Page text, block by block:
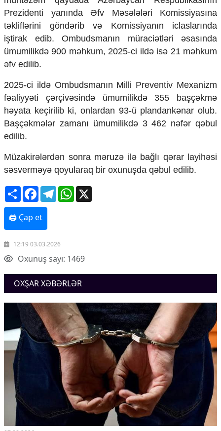
Zəfər - 5
Gənclər və İdman
Media və QHT
Hadisə
Sağlamlıq
Sosium
Texnologiya
Mətbuat-150
Əlaqə
Missiyamız
Prezidenti yanında Əfv Məsələləri Komissiyasına
təkliflərini göndərib və Komissiyanın iclaslarında
iştirak edib. Ombudsmanın müraciətləri əsasında
ümumilikdə 900 məhkum, 2025-ci ildə isə 21 məhkum
əfv edilib.
2025-ci ildə Ombudsmanın Milli Preventiv Mexanizm
fəaliyyəti çərçivəsində ümumilikdə 355 başçəkmə
həyata keçirilib ki, onlardan 93-ü plandankənar olub.
Başçəkmələr zamanı ümumilikdə 3 462 nəfər qəbul
edilib.
Müzakirələrdən sonra məruzə ilə bağlı qərar layihəsi
səsverməyə qoyularaq bir oxunuşda qəbul edilib.
ShareFacebookTelegramWhatsApp
🖨 Çap et
12:19 03.03.2026
Oxunuş sayı: 1469
OXŞAR XƏBƏRLƏR